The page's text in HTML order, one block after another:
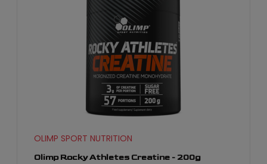
Olimp Rocky Athletes Creatine - 200g
OLIMP SPORT NUTRITION